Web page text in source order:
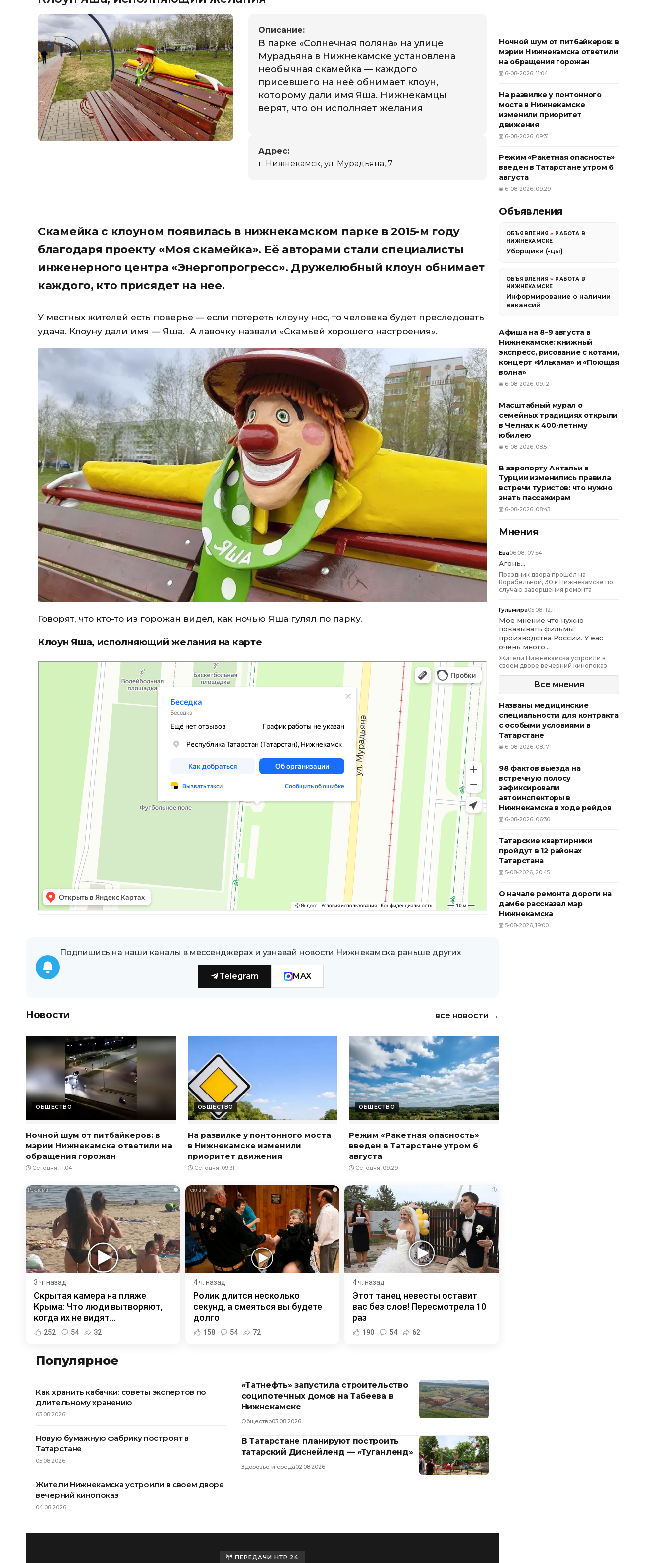
Описание:
В парке «Солнечная поляна» на улице
Мурадьяна в Нижнекамске установлена
необычная скамейка — каждого
присевшего на неё обнимает клоун,
которому дали имя Яша. Нижнекамцы
верят, что он исполняет желания
Адрес:
г. Нижнекамск, ул. Мурадьяна, 7
Скамейка с клоуном появилась в нижнекамском парке в 2015-м году
благодаря проекту «Моя скамейка». Её авторами стали специалисты
инженерного центра «Энергопрогресс». Дружелюбный клоун обнимает
каждого, кто присядет на нее.
У местных жителей есть поверье — если потереть клоуну нос, то человека будет преследовать
удача. Клоуну дали имя — Яша. А лавочку назвали «Скамьей хорошего настроения».
Говорят, что кто-то из горожан видел, как ночью Яша гулял по парку.
Клоун Яша, исполняющий желания на карте
Беседка в Нижнекамске
Подпишись на наши каналы в мессенджерах и узнавай новости Нижнекамска раньше других
Telegram MAX
Новости все новости →
ОБЩЕСТВО
Ночной шум от питбайкеров: в
мэрии Нижнекамска ответили на
обращения горожан
Сегодня, 11:04
ОБЩЕСТВО
На развилке у понтонного моста
в Нижнекамске изменили
приоритет движения
Сегодня, 09:31
ОБЩЕСТВО
Режим «Ракетная опасность»
введен в Татарстане утром 6
августа
Сегодня, 09:29
i
3 ч. назад
Скрытая камера на пляже
Крыма: Что люди вытворяют,
когда их не видят...
252 54 32
i
4 ч. назад
Ролик длится несколько
секунд, а смеяться вы будете
долго
158 54 72
i
4 ч. назад
Этот танец невесты оставит
вас без слов! Пересмотрела 10
раз
190 54 62
Популярное
Как хранить кабачки: советы экспертов по
длительному хранению
03.08.2026
Новую бумажную фабрику построят в
Татарстане
05.08.2026
Жители Нижнекамска устроили в своем дворе
вечерний кинопоказ
04.08.2026
«Татнефть» запустила строительство
соципотечных домов на Табеева в
Нижнекамске
Общество03.08.2026
В Татарстане планируют построить
татарский Диснейленд — «Туганленд»
Здоровье и среда02.08.2026
ПЕРЕДАЧИ НТР 24
Ночной шум от питбайкеров: в
мэрии Нижнекамска ответили
на обращения горожан
6-08-2026, 11:04
На развилке у понтонного
моста в Нижнекамске
изменили приоритет
движения
6-08-2026, 09:31
Режим «Ракетная опасность»
введен в Татарстане утром 6
августа
6-08-2026, 09:29
Объявления
ОБЪЯВЛЕНИЯ » РАБОТА В
НИЖНЕКАМСКЕ
Уборщики (-цы)
ОБЪЯВЛЕНИЯ » РАБОТА В
НИЖНЕКАМСКЕ
Информирование о наличии
вакансий
Афиша на 8–9 августа в
Нижнекамске: книжный
экспресс, рисование с котами,
концерт «Ильхама» и «Поющая
волна»
6-08-2026, 09:12
Масштабный мурал о
семейных традициях открыли
в Челнах к 400-летнму
юбилею
6-08-2026, 08:51
В аэропорту Антальи в
Турции изменились правила
встречи туристов: что нужно
знать пассажирам
6-08-2026, 08:43
Мнения
Ева06.08, 07:54
Агонь...
Праздник двора прошёл на
Корабельной, 30 в Нижнекамске по
случаю завершения ремонта
Гульмира05.08, 12:11
Мое мнение что нужно
показывать фильмы
производства России. У еас
очень много...
Жители Нижнекамска устроили в
своем дворе вечерний кинопоказ
Все мнения
Названы медицинские
специальности для контракта
с особыми условиями в
Татарстане
6-08-2026, 08:17
98 фактов выезда на
встречную полосу
зафиксировали
автоинспекторы в
Нижнекамска в ходе рейдов
6-08-2026, 06:30
Татарские квартирники
пройдут в 12 районах
Татарстана
5-08-2026, 20:45
О начале ремонта дороги на
дамбе рассказал мэр
Нижнекамска
5-08-2026, 19:00